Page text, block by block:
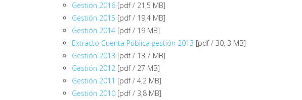
Gestión 2016 [pdf / 21,5 MB]
Gestión 2015 [pdf / 19,4 MB]
Gestión 2014 [pdf / 19 MB]
Extracto Cuenta Pública gestión 2013 [pdf / 30, 3 MB]
Gestión 2013 [pdf / 13,7 MB]
Gestión 2012 [pdf / 27 MB]
Gestión 2011 [pdf / 4,2 MB]
Gestión 2010 [pdf / 3,8 MB]